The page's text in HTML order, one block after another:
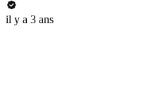
il y a 3 ans